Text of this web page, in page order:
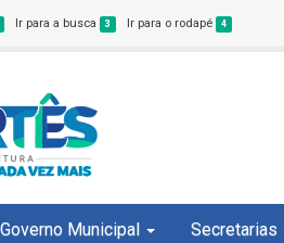
Ir para a busca 3 Ir para o rodapé 4
Governo Municipal Secretarias